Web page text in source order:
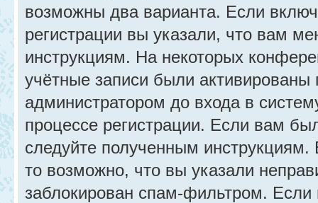
возможны два варианта. Если
регистрации вы указали, что вам
инструкциям. На некоторых
учётные записи были активированы
администратором до входа в
процессе регистрации. Если вам
следуйте полученным
то возможно, что вы указали
заблокирован спам-фильтром.